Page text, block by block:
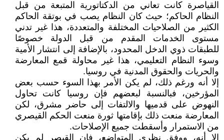
القياصرة كانت تعاني من الدكتاتورية المتبعة من قبل
النظام الحاكم؛ حيث كان النظام يصب في بوتقة الحاكم
الكثير من الصلاحيات المختلفة والمتعددة، هذا غير تدني
مستوى الخدمات المقدم من قبل الدولة خصوصًا
للطبقات ذوي الدخل المحدود، بالإضافة إلى انتشار الأمية
وسوء النظام التعليمي، هذا غير محاولة قمع المعارضة
والحريات والحقوق المدنية في روسيا.
إلا أنه ورغم ذلك، لم يكن الأمر بهذا السوء حسب بعض
المؤرخين، فبالنسبة لبعضهم فإن روسيا كانت تحاول
النهوض على قدميها والالتفات إلى حاضر مشرق، لكن
المعارضة منعت ذلك بإقامتها ثورة منعت الحكم القيصري
من الاستمرار وأسقطت جميع الإصلاحات.
إلا أنه، ووفق نظري المتواضع، فإن القيصر لم يكن